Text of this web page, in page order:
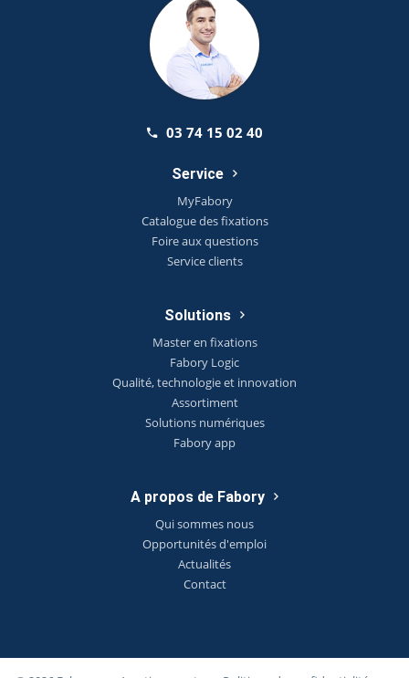
03 74 15 02 40
Service
MyFabory
Catalogue des fixations
Foire aux questions
Service clients
Solutions
Master en fixations
Fabory Logic
Qualité, technologie et innovation
Assortiment
Solutions numériques
Fabory app
A propos de Fabory
Qui sommes nous
Opportunités d'emploi
Actualités
Contact